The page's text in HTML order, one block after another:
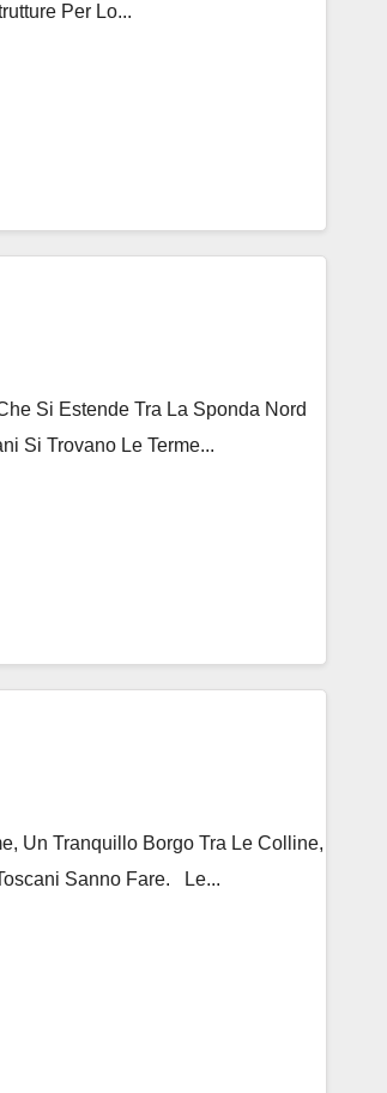
Per Lo...
Si Estende Tra La Sponda Nord
Si Trovano Le Terme...
Un Tranquillo Borgo Tra Le Colline,
Sanno Fare. Le...